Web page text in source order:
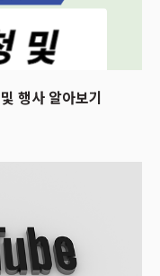
행사 알아보기